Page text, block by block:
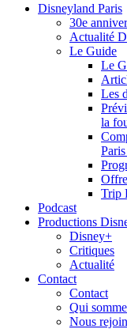
Disneyland Paris
30e
Actualité
Le Guide
Le
Les
la
Trip
Podcast
Productions
Disney+
Critiques
Actualité
Contact
Contact
Qui
Nous